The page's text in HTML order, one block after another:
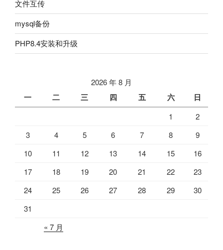
文件互传
mysql备份
PHP8.4安装和升级
2026 年 8 月
一 二 三 四 五 六 日
1
2
3
4 5 6 7 8
9
10
11 12 13 14 15
16
17
18 19 20 21 22
23
24
25 26 27 28 29
30
31
« 7 月